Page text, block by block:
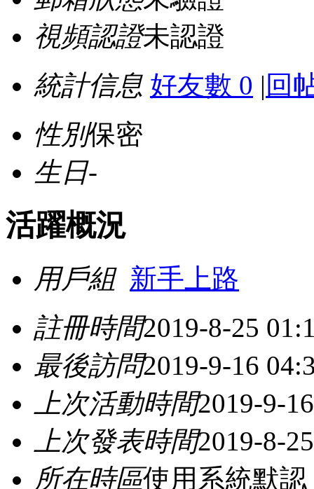
視頻認證未認證
統計信息 好友數 0 | 回
性別保密
生日-
活躍概況
用戶組 新手上路
註冊時間2019-8-25
最後訪問2019-9-16
上次活動時間2019-9-
上次發表時間2019-8-
所在時區使用系統默認